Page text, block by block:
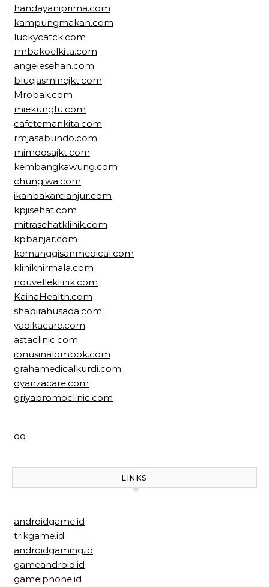
handayaniprima.com
kampungmakan.com
luckycatck.com
rmbakoelkita.com
angelesehan.com
bluejasminejkt.com
Mrobak.com
miekungfu.com
cafetemankita.com
rmjasabundo.com
mimoosajkt.com
kembangkawung.com
chungiwa.com
ikanbakarcianjur.com
kpjisehat.com
mitrasehatklinik.com
kpbanjar.com
kemanggisanmedical.com
kliniknirmala.com
nouvelleklinik.com
KainaHealth.com
shabirahusada.com
yadikacare.com
astaclinic.com
ibnusinalombok.com
grahamedicalkurdi.com
dyanzacare.com
griyabromoclinic.com
qq
LINKS
androidgame.id
trikgame.id
androidgaming.id
gameandroid.id
gameiphone.id